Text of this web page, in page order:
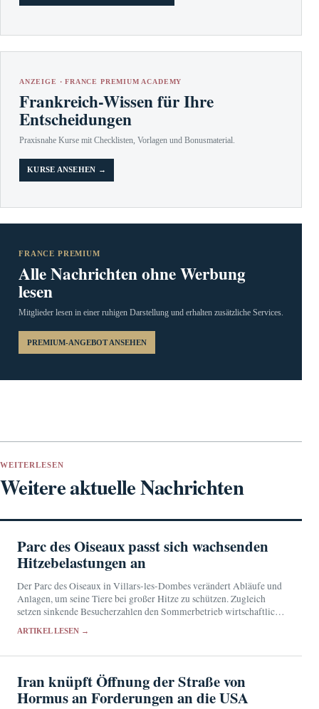
ANZEIGE · FRANCE PREMIUM ACADEMY
Frankreich-Wissen für Ihre
Entscheidungen
Praxisnahe Kurse mit Checklisten, Vorlagen und Bonusmaterial.
KURSE ANSEHEN →
FRANCE PREMIUM
Alle Nachrichten ohne Werbung
lesen
Mitglieder lesen in einer ruhigen Darstellung und erhalten zusätzliche Services.
PREMIUM-ANGEBOT ANSEHEN
WEITERLESEN
Weitere aktuelle Nachrichten
Parc des Oiseaux passt sich wachsenden
Hitzebelastungen an
Der Parc des Oiseaux in Villars-les-Dombes verändert Abläufe und
Anlagen, um seine Tiere bei großer Hitze zu schützen. Zugleich
setzen sinkende Besucherzahlen den Sommerbetrieb wirtschaftlich
ARTIKEL LESEN →
Iran knüpft Öffnung der Straße von
Hormus an Forderungen an die USA